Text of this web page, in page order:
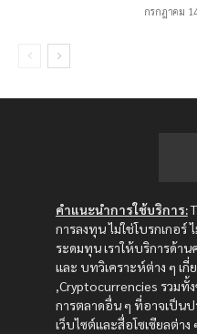
กรกฎาคม
คำแนะนำการใช้บริการ:
การลงทุน ไม่ใช่โบรกเกอร์
ระดมทุน เราให้บริการด้า
และ บทวิเคราะห์ต่าง ๆ เกี่
,Cryptocurrencies รวมทั้
การตลาดอื่น ๆ ที่อาจเป็น
เว็บไซต์และสื่อโซเซียลต่า